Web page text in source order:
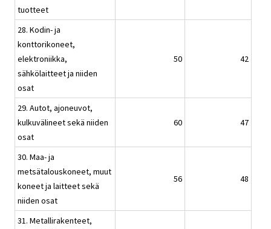
tuotteet
28. Kodin- ja
konttorikoneet,
elektroniikka,
sähkölaitteet ja niiden
osat
50 42
29. Autot, ajoneuvot,
kulkuvälineet sekä niiden
osat
60 47
30. Maa- ja
metsätalouskoneet, muut
koneet ja laitteet sekä
niiden osat
56 48
31. Metallirakenteet,